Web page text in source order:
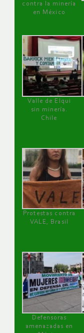
contra la minería
en México
Valle de Elqui
sin minería.
Chile
Protestas contra
VALE, Brasil
Defensoras
amenazadas en